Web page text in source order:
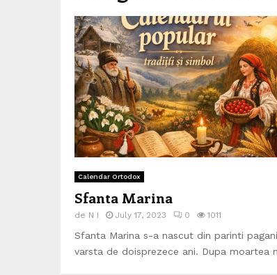
Calendar Ortodox
Sfanta Marina
de N I July 17, 2023 0 1011
Sfanta Marina s-a nascut din parinti
varsta de doisprezece ani. Dupa moartea